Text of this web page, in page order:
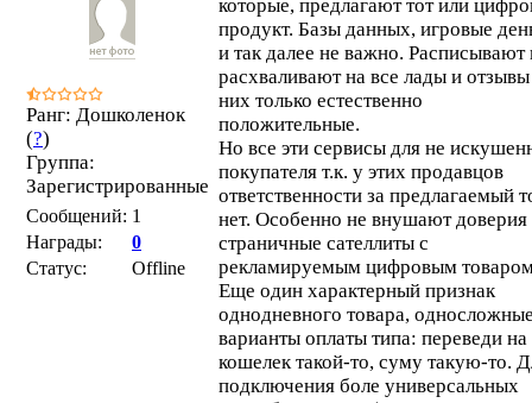
Ранг: Дошколенок
(?)
Группа:
Зарегистрированные
Сообщений: 1
Награды:
0
Статус:
Offline
которые, предлагают тот или
продукт. Базы данных, игровые
и так далее не важно. Расписывают
расхваливают на все лады и
них только естественно
положительные.
Но все эти сервисы для не
покупателя т.к. у этих продавцов
ответственности за предлагаемый
нет. Особенно не внушают
страничные сателлиты с
рекламируемым цифровым
Еще один характерный признак
однодневного товара,
варианты оплаты типа: переведи на
кошелек такой-то, суму такую-то.
подключения боле универсальных